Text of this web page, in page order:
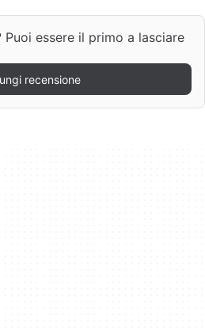
essere il primo a lasciare
recensione